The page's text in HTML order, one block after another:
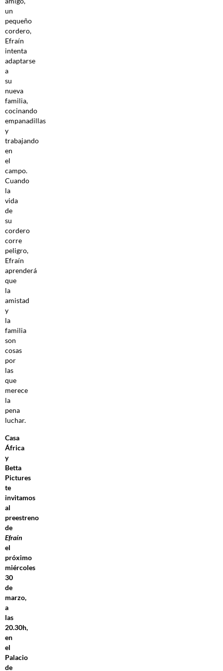
un
pequeño
cordero,
Efraín
intenta
adaptarse
a
su
nueva
familia,
cocinando
empanadillas
y
trabajando
en
el
campo.
Cuando
la
vida
de
su
cordero
corre
peligro,
Efraín
aprenderá
que
la
amistad
y
la
familia
son
cosas
por
las
que
merece
la
pena
luchar.
Casa
África
y
Betta
Pictures
te
invitamos
al
preestreno
de
Efraín
el
próximo
miércoles
30
de
marzo,
a
las
20.30h,
en
el
Palacio
de